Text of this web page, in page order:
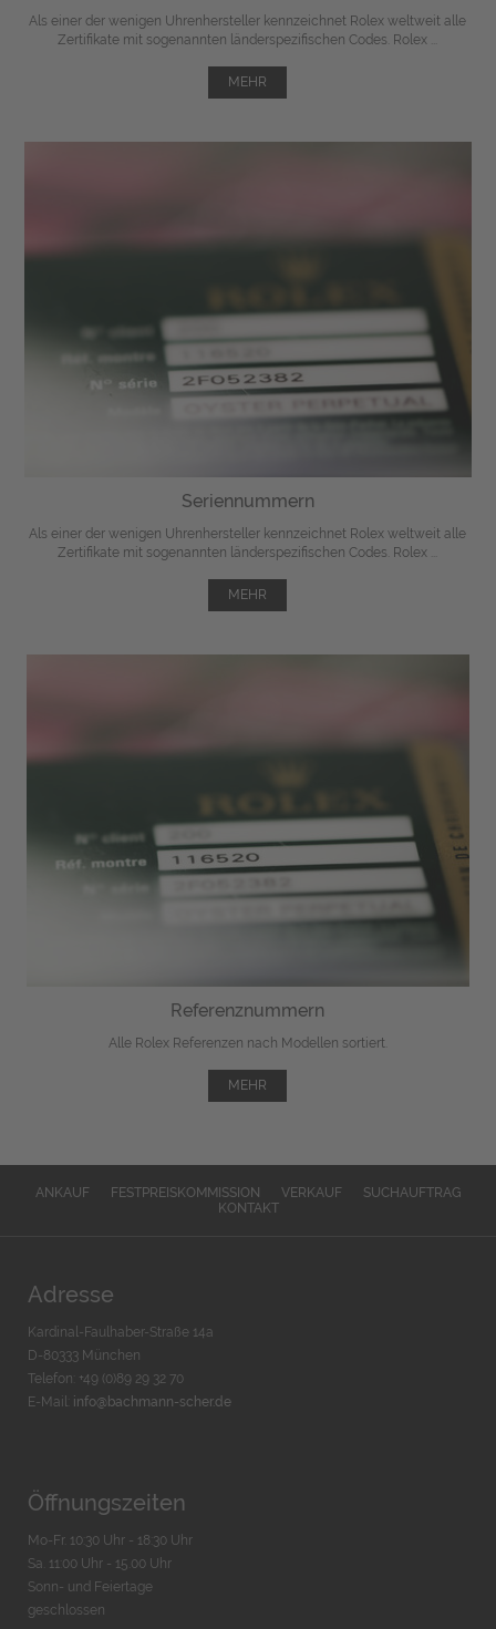
Als einer der wenigen Uhrenhersteller kennzeichnet Rolex weltweit alle
Zertifikate mit sogenannten länderspezifischen Codes. Rolex ...
MEHR
Seriennummern
Als einer der wenigen Uhrenhersteller kennzeichnet Rolex weltweit alle
Zertifikate mit sogenannten länderspezifischen Codes. Rolex ...
MEHR
Referenznummern
Alle Rolex Referenzen nach Modellen sortiert.
MEHR
ANKAUF FESTPREISKOMMISSION VERKAUF
SUCHAUFTRAG
KONTAKT
Adresse
Kardinal-Faulhaber-Straße 14a
D-80333 München
Telefon: +49 (0)89 29 32 70
E-Mail: info@bachmann-scher.de
Öffnungszeiten
Mo-Fr. 10:30 Uhr - 18:30 Uhr
Sa. 11:00 Uhr - 15.00 Uhr
Sonn- und Feiertage
geschlossen